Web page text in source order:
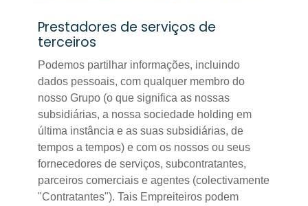
Prestadores de serviços de
terceiros
Podemos partilhar informações, incluindo
dados pessoais, com qualquer membro do
nosso Grupo (o que significa as nossas
subsidiárias, a nossa sociedade holding em
última instância e as suas subsidiárias, de
tempos a tempos) e com os nossos ou seus
fornecedores de serviços, subcontratantes,
parceiros comerciais e agentes (colectivamente
"Contratantes"). Tais Empreiteiros podem